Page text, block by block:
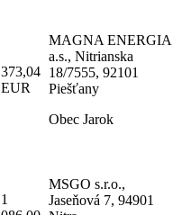
373,04
EUR
MAGNA ENERGIA
a.s., Nitrianska
18/7555, 92101
Piešťany
Obec Jarok
1
MSGO s.r.o.,
Jaseňová 7, 94901